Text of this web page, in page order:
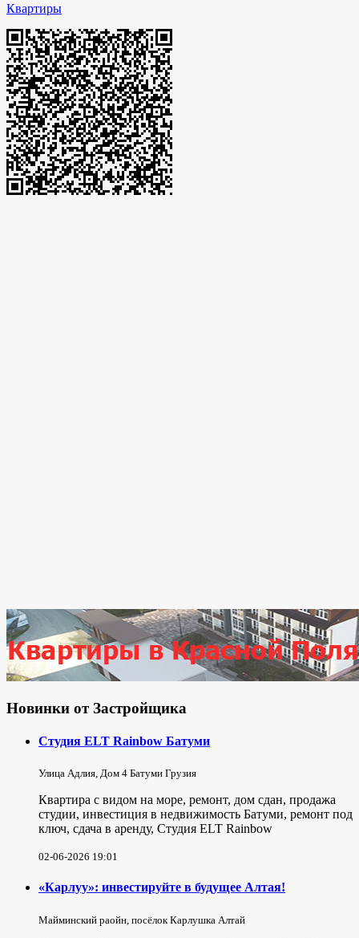
Квартиры
Новинки от Застройщика
Студия ELT Rainbow Батуми
Улица Адлия, Дом 4 Батуми Грузия
Квартира с видом на море, ремонт, дом сдан, продажа
студии, инвестиция в недвижимость Батуми, ремонт под
ключ, сдача в аренду, Студия ELT Rainbow
02-06-2026 19:01
«Карлуу»: инвестируйте в будущее Алтая!
Майминский раойн, посёлок Карлушка Алтай